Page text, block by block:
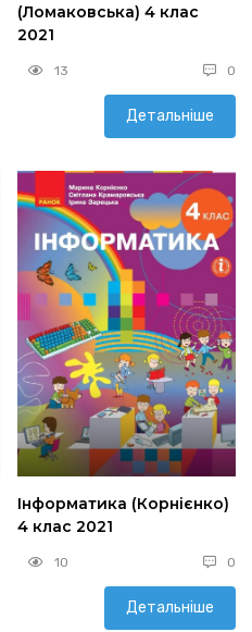
(Ломаковська) 4 клас
2021
13 0
Детальніше
Інформатика (Корнієнко)
4 клас 2021
10 0
Детальніше